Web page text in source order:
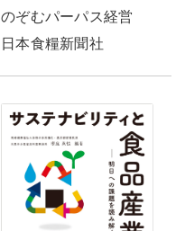
のぞむパーパス経営
日本食糧新聞社